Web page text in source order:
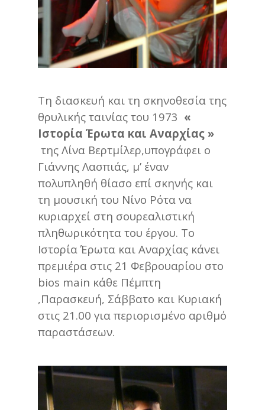
Τη διασκευή και τη σκηνοθεσία της
θρυλικής ταινίας του 1973 «
Ιστορία Έρωτα και Αναρχίας »
της Λίνα Βερτμίλερ,υπογράφει ο
Γιάννης Λασπιάς, μ’ έναν
πολυπληθή θίασο επί σκηνής και
τη μουσική του Νίνο Ρότα να
κυριαρχεί στη σουρεαλιστική
πληθωρικότητα του έργου. Το
Ιστορία Έρωτα και Αναρχίας κάνει
πρεμιέρα στις 21 Φεβρουαρίου στο
bios main κάθε Πέμπτη
,Παρασκευή, Σάββατο και Κυριακή
στις 21.00 για περιορισμένο αριθμό
παραστάσεων.